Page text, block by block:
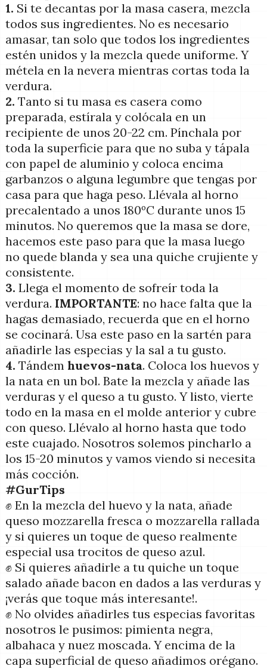
1. Si te decantas por la masa casera, mezcla
todos sus ingredientes. No es necesario
amasar, tan solo que todos los ingredientes
estén unidos y la mezcla quede uniforme. Y
métela en la nevera mientras cortas toda la
verdura.
2. Tanto si tu masa es casera como
preparada, estírala y colócala en un
recipiente de unos 20-22 cm. Pínchala por
toda la superficie para que no suba y tápala
con papel de aluminio y coloca encima
garbanzos o alguna legumbre que tengas por
casa para que haga peso. Llévala al horno
precalentado a unos 180ºC durante unos 15
minutos. No queremos que la masa se dore,
hacemos este paso para que la masa luego
no quede blanda y sea una quiche crujiente y
consistente.
3. Llega el momento de sofreír toda la
verdura. IMPORTANTE: no hace falta que la
hagas demasiado, recuerda que en el horno
se cocinará. Usa este paso en la sartén para
añadirle las especias y la sal a tu gusto.
4. Tándem huevos-nata. Coloca los huevos y
la nata en un bol. Bate la mezcla y añade las
verduras y el queso a tu gusto. Y listo, vierte
todo en la masa en el molde anterior y cubre
con queso. Llévalo al horno hasta que todo
este cuajado. Nosotros solemos pincharlo a
los 15-20 minutos y vamos viendo si necesita
más cocción.
#GurTips
✊ En la mezcla del huevo y la nata, añade
queso mozzarella fresca o mozzarella rallada
y si quieres un toque de queso realmente
especial usa trocitos de queso azul.
✊ Si quieres añadirle a tu quiche un toque
salado añade bacon en dados a las verduras y
¡verás que toque más interesante!.
✊ No olvides añadirles tus especias favoritas
nosotros le pusimos: pimienta negra,
albahaca y nuez moscada. Y encima de la
capa superficial de queso añadimos orégano.